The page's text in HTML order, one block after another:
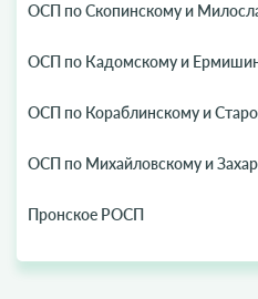
ОСП по Скопинскому и
ОСП по Кадомскому и
ОСП по Кораблинскому и
ОСП по Михайловскому и
Пронское РОСП